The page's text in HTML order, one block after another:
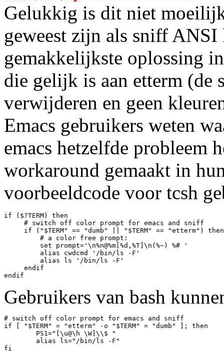
Gelukkig is dit niet
geweest zijn als sniff ANSI
gemakkelijkste oplossing
die gelijk is aan etterm (de
verwijderen en geen
Emacs gebruikers weten
emacs hetzelfde probleem
workaround gemaakt in
voorbeeldcode voor tcsh
if ($?TERM) then
     # switch off color prompt for emacs and sniff
     if ("$TERM" == "dumb" || "$TERM" == "etterm") then
         # a color free prompt:
         set prompt='\n%n@%m[%d,%T]\n(%~) %# '
         alias cwdcmd '/bin/ls -F'
         alias ls '/bin/ls -F'
     endif
Gebruikers van bash
# switch off color prompt for emacs and sniff
if [ "$TERM" = "etterm" -o "$TERM" = "dumb" ]; then
        PS1="[\u@\h \W]\\$ "
        alias ls="/bin/ls -F"